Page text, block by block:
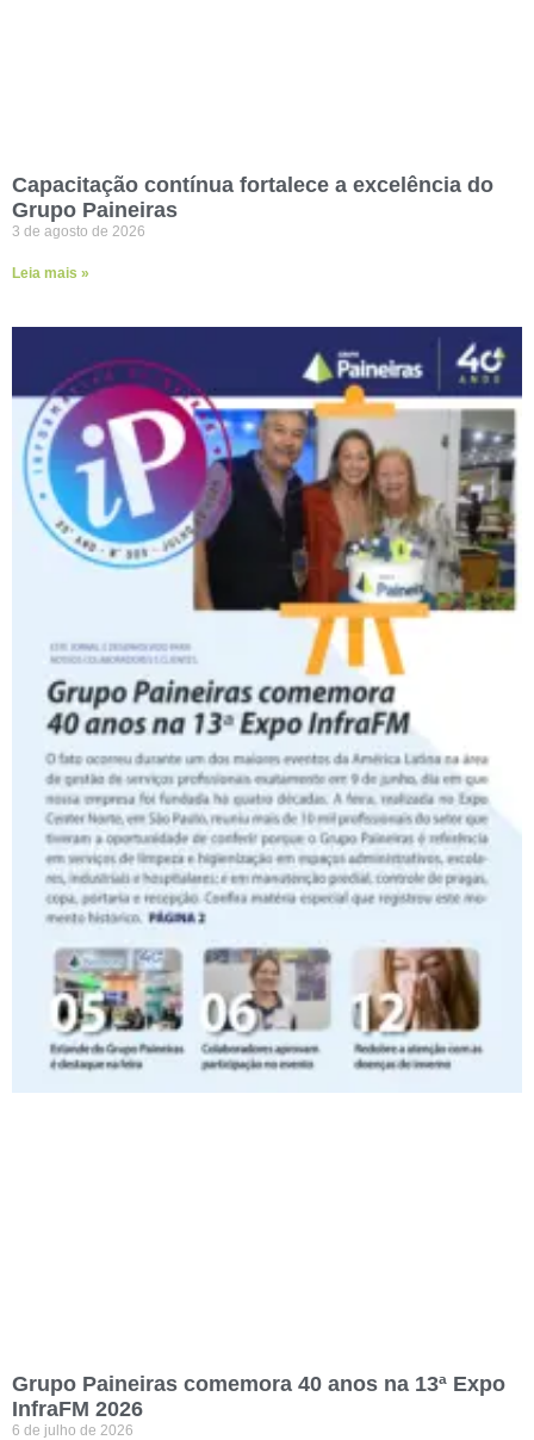
Capacitação contínua fortalece a excelência do
Grupo Paineiras
3 de agosto de 2026
Leia mais »
Grupo Paineiras comemora 40 anos na 13ª Expo
InfraFM 2026
6 de julho de 2026